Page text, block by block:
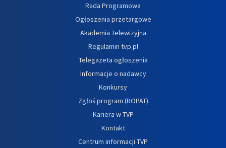
Rada Programowa
Ogłoszenia przetargowe
Akademia Telewizyjna
Regulamin tvp.pl
Telegazeta ogłoszenia
Informacje o nadawcy
Konkursy
Zgłoś program (ROPAT)
Kariera w TVP
Kontakt
Centrum informacji TVP